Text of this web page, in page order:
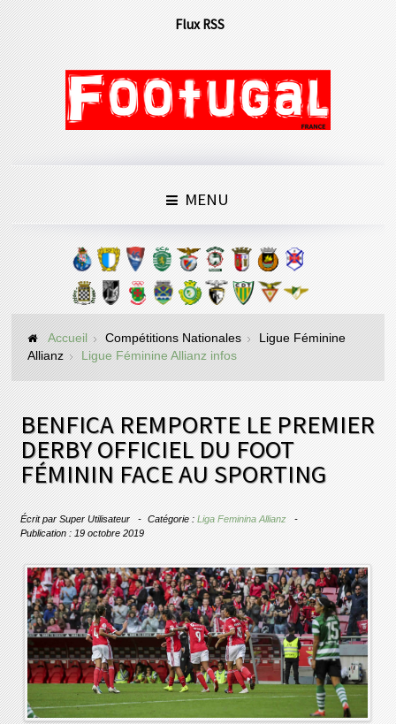
Flux RSS
MENU
Accueil Compétitions Nationales
Ligue Féminine
Allianz
Ligue Féminine Allianz infos
BENFICA REMPORTE LE PREMIER
DERBY OFFICIEL DU FOOT
FÉMININ FACE AU SPORTING
Écrit parSuper Utilisateur Catégorie :Liga Feminina Allianz
Publication : 19 octobre 2019